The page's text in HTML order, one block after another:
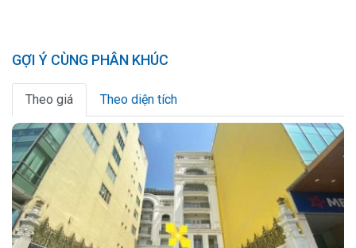
GỢI Ý CÙNG PHÂN KHÚC
Theo giá Theo diện tích